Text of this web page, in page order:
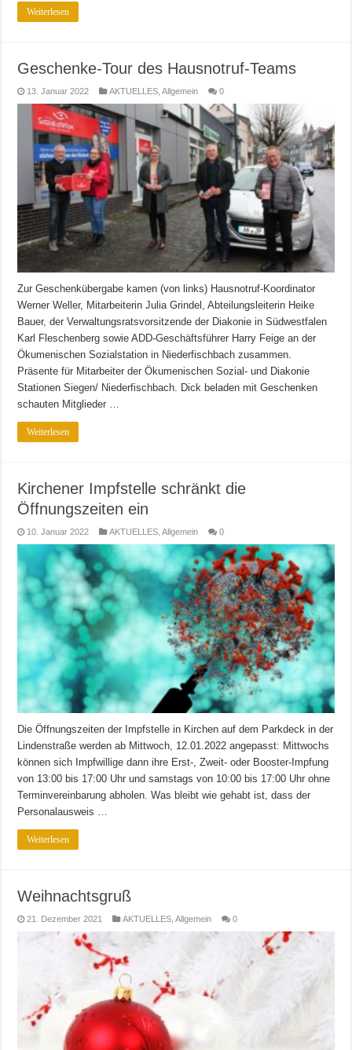
Weiterlesen
Geschenke-Tour des Hausnotruf-Teams
13. Januar 2022 AKTUELLES ,Allgemein 0
Zur Geschenkübergabe kamen (von links) Hausnotruf-Koordinator
Werner Weller, Mitarbeiterin Julia Grindel, Abteilungsleiterin Heike
Bauer, der Verwaltungsratsvorsitzende der Diakonie in Südwestfalen
Karl Fleschenberg sowie ADD-Geschäftsführer Harry Feige an der
Ökumenischen Sozialstation in Niederfischbach zusammen.
Präsente für Mitarbeiter der Ökumenischen Sozial- und Diakonie
Stationen Siegen/ Niederfischbach. Dick beladen mit Geschenken
schauten Mitglieder …
Weiterlesen
Kirchener Impfstelle schränkt die
Öffnungszeiten ein
10. Januar 2022 AKTUELLES ,Allgemein 0
Die Öffnungszeiten der Impfstelle in Kirchen auf dem Parkdeck in der
Lindenstraße werden ab Mittwoch, 12.01.2022 angepasst: Mittwochs
können sich Impfwillige dann ihre Erst-, Zweit- oder Booster-Impfung
von 13:00 bis 17:00 Uhr und samstags von 10:00 bis 17:00 Uhr ohne
Terminvereinbarung abholen. Was bleibt wie gehabt ist, dass der
Personalausweis …
Weiterlesen
Weihnachtsgruß
21. Dezember 2021 AKTUELLES ,Allgemein 0